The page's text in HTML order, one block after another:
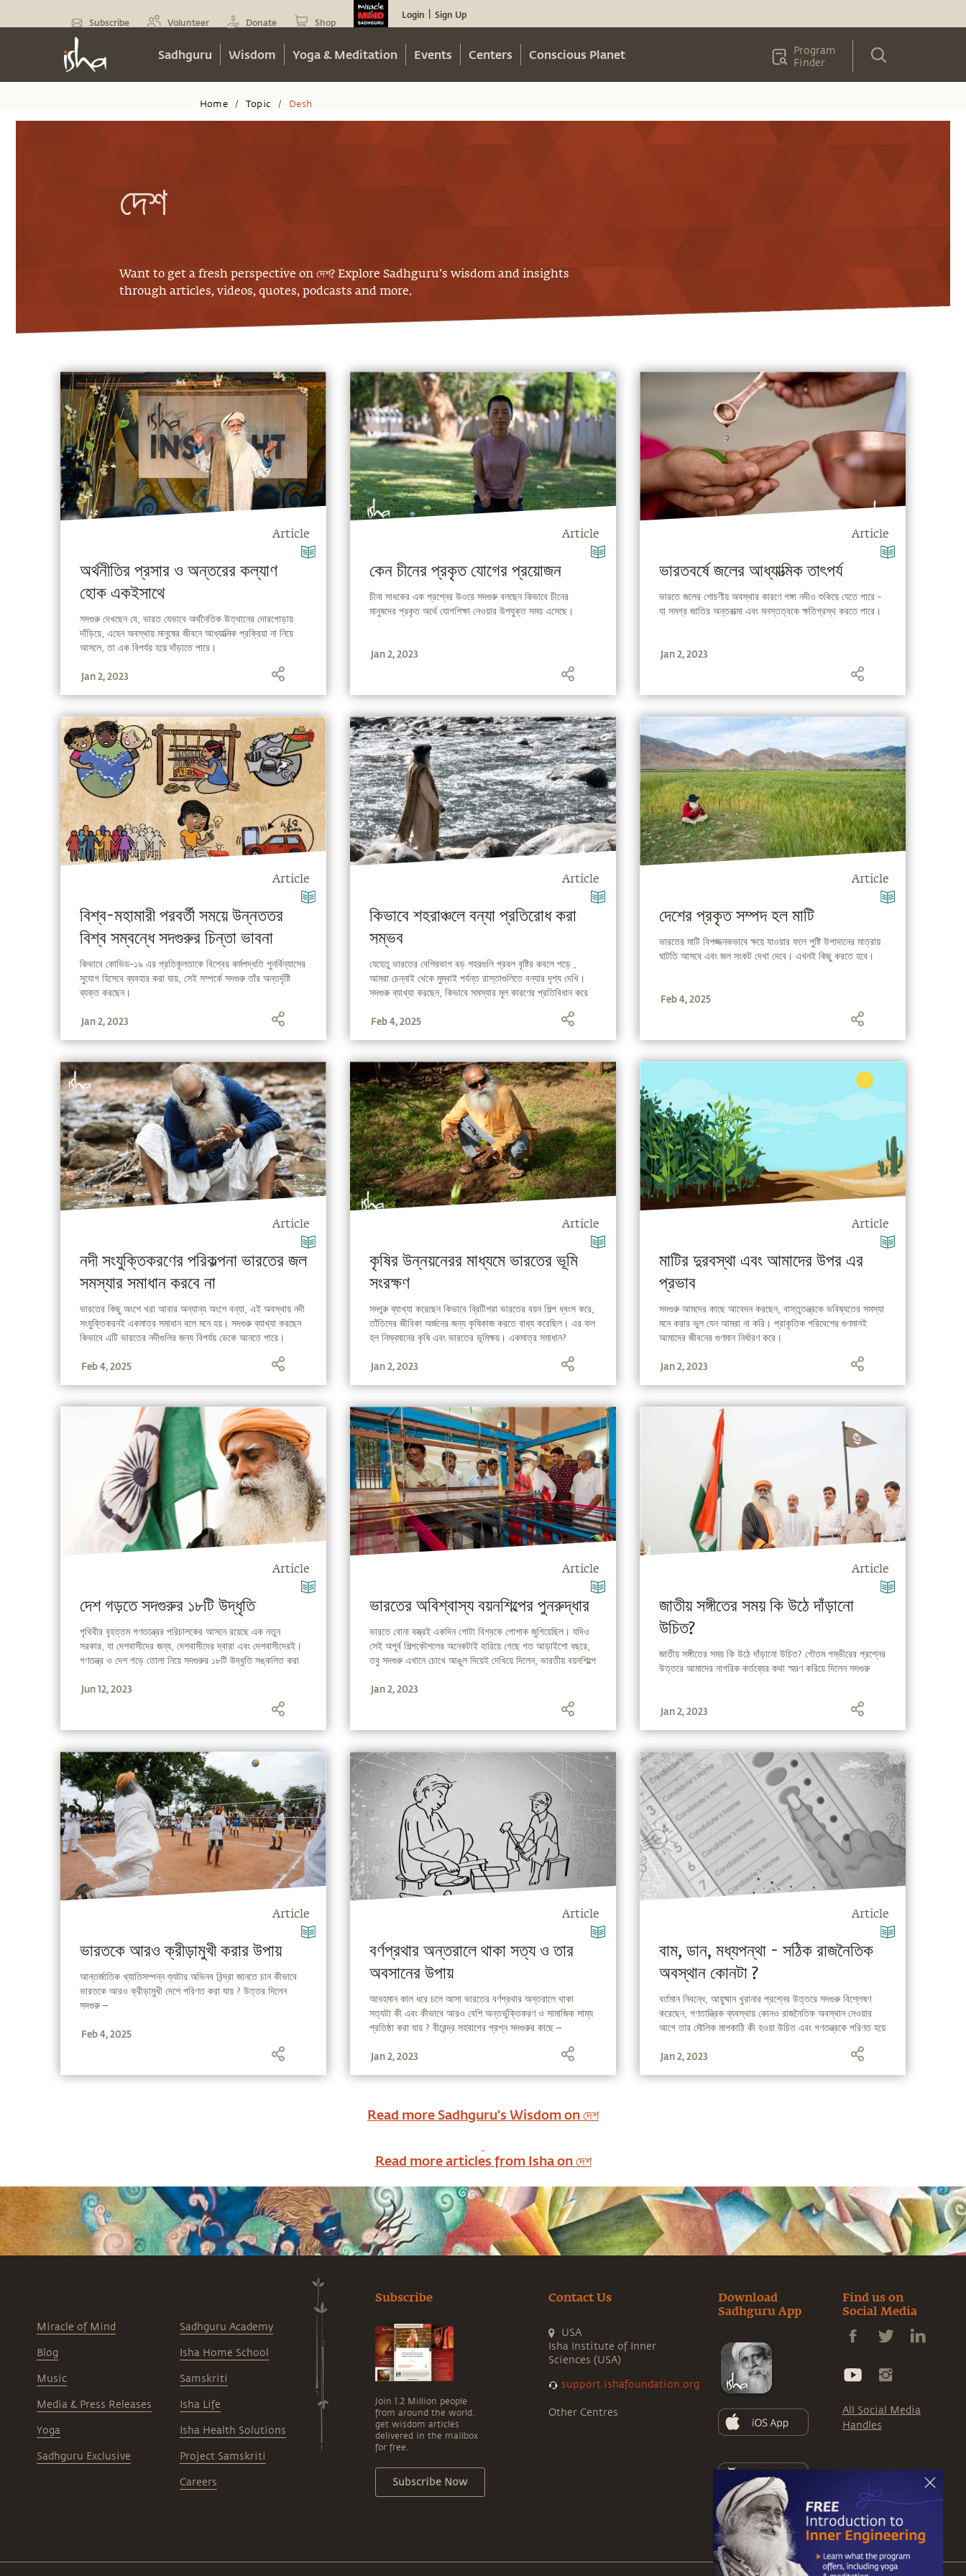
Subscribe Volunteer Donate Shop
Login Sign Up
Sadhguru Wisdom Yoga & Meditation Events Centers Conscious Planet
Program
Finder
Home / Topic / Desh
দেশ
Want to get a fresh perspective onদেশ? Explore Sadhguru’s wisdom and insights
through articles, videos, quotes, podcasts and more.
Article
অর্থনীতির প্রসার ও অন্তরের কল্যাণ
হোক একইসাথে
সদগুরু দেখছেন যে, ভারত যেভাবে অর্থনৈতিক উত্থানের দোরগোড়ায়
দাঁড়িয়ে, এহেন অবস্থায় মানুষের জীবনে আধ্যাত্মিক প্রক্রিয়া না নিয়ে
আসলে, তা এক বিপর্যয় হয়ে দাঁড়াতে পারে।
Jan 2, 2023
Article
বিশ্ব-মহামারী পরবর্তী সময়ে উন্নততর
বিশ্ব সম্বন্ধে সদগুরুর চিন্তা ভাবনা
কিভাবে কোভিড-১৯ এর প্রতিকূলতাকে বিশ্বের কর্মপদ্ধতি পুনর্বিন্যাসের
সুযোগ হিসেবে ব্যবহার করা যায়, সেই সম্পর্কে সদগুরু তাঁর অন্তর্দৃষ্টি
ব্যক্ত করছেন।
Jan 2, 2023
Article
নদী সংযুক্তিকরণের পরিকল্পনা ভারতের জল
সমস্যার সমাধান করবে না
ভারতের কিছু অংশে খরা আবার অন্যান্য অংশে বন্যা, এই অবস্থায় নদী
সংযুক্তিকরনই একমাত্র সমাধান বলে মনে হয়। সদগুরু ব্যাখ্যা করছেন
কিভাবে এটি ভারতের নদীগুলির জন্য বিপর্যয় ডেকে আনতে পারে।
Feb 4, 2025
Article
দেশ গড়তে সদগুরুর ১৮টি উদ্ধৃতি
পৃথিবীর বৃহত্তম গণতন্ত্রের পরিচালকের আসনে রয়েছে এক নতুন
সরকার, যা দেশবাসীদের জন্য, দেশবাসীদের দ্বারা এবং দেশবাসীদেরই।
গণতন্ত্র ও দেশ গড়ে তোলা নিয়ে সদগুরুর ১৮টি উদ্ধৃতি সঙ্কলিত করা
Jun 12, 2023
Article
ভারতকে আরও ক্রীড়ামুখী করার উপায়
আন্তর্জাতিক খ্যাতিসম্পন্ন শ্যুটার অভিনব বিন্দ্রা জানতে চান কীভাবে
ভারতকে আরও ক্রীড়ামুখী দেশে পরিণত করা যায় ? উত্তর দিলেন
সদগুরু –
Feb 4, 2025
Article
কেন চীনের প্রকৃত যোগের প্রয়োজন
চীনা সাধকের এক প্রশ্নের উওরে সদগুরু বলছেন কিভাবে চীনের
মানুষদের প্রকৃত অর্থে যোগশিক্ষা নেওয়ার উপযুক্ত সময় এসেছে।
Jan 2, 2023
Article
কিভাবে শহরাঞ্চলে বন্যা প্রতিরোধ করা
সম্ভব
যেহেতু ভারতের বেশিরভাগ বড় শহরগুলি প্রবল বৃষ্টির কবলে পড়ে ,
আমরা চেন্নাই থেকে মুম্বাই পর্যন্ত রাস্তাগুলিতে বন্যার দৃশ্য দেখি।
সদগুরু ব্যাখ্যা করছেন, কিভাবে সমস্যার মূল কারণের প্রতিবিধান করে
Feb 4, 2025
Article
কৃষির উন্নয়নেরর মাধ্যমে ভারতের ভূমি
সংরক্ষণ
সদ্গুরু ব্যাখ্যা করেছেন কিভাবে ব্রিটিশরা ভারতের বয়ন শিল্প ধ্বংস করে,
তাঁতিদের জীবিকা অর্জনের জন্য কৃষিকাজ করতে বাধ্য করেছিল। এর ফল
হল নিম্নমানের কৃষি এবং ভারতের ভূমিক্ষয়। একমাত্র সমাধান?
Jan 2, 2023
Article
ভারতের অবিশ্বাস্য বয়নশিল্পের পুনরুদ্ধার
ভারতে বোনা বস্ত্রই একদিন গোটা বিশ্বকে পোশাক জুগিয়েছিল। যদিও
সেই অপূর্ব শিল্পকৌশলের অনেকটাই হারিয়ে গেছে গত আড়াইশো বছরে,
তবু সদগুরু এখানে চোখে আঙুল দিয়েই দেখিয়ে দিলেন, ভারতীয় বয়নশিল্পে
পোশাক সরবরাহ করতে পারে।
Jan 2, 2023
Article
বর্ণপ্রথার অন্তরালে থাকা সত্য ও তার
অবসানের উপায়
আবহমান কাল ধরে চলে আসা ভারতের বর্ণপ্রথার অন্তরালে থাকা
সত্যটা কী এবং কীভাবে আরও বেশি অন্তর্ভুক্তিকরণ ও সামাজিক সাম্য
প্রতিষ্ঠা করা যায় ? বীরেন্দ্র সহবাগের প্রশ্ন সদগুরুর কাছে –
Jan 2, 2023
Article
ভারতবর্ষে জলের আধ্যাত্মিক তাৎপর্য
ভারতে জলের শোচণীয় অবস্থার কারণে গঙ্গা নদীও শুকিয়ে যেতে পারে -
যা সমগ্র জাতির অন্তরাত্মা এবং মনস্তত্বকে ক্ষতিগ্রস্থ করতে পারে।
Jan 2, 2023
Article
দেশের প্রকৃত সম্পদ হল মাটি
ভারতের মাটি বিপজ্জনকভাবে ক্ষয়ে যাওয়ার ফলে পুষ্টি উপাদানের মাত্রায়
ঘাটতি আসবে এবং জল সংকট দেখা দেবে। এখনই কিছু করতে হবে।
Feb 4, 2025
Article
মাটির দুরবস্থা এবং আমাদের উপর এর
প্রভাব
সদগুরু আমদের কাছে আবেদন করছেন, বাস্তুতন্ত্রকে ভবিষ্যতের সমস্যা
মনে করার ভুল যেন আমরা না করি। প্রাকৃতিক পরিবেশের গুণমানই
আমাদের জীবনের গুণমান নির্ধারণ করে।
Jan 2, 2023
Article
জাতীয় সঙ্গীতের সময় কি উঠে দাঁড়ানো
উচিত?
জাতীয় সঙ্গীতের সময় কি উঠে দাঁড়ানো উচিত? গৌতম গম্ভীরের প্রশ্নের
উত্তরে আমাদের নাগরিক কর্তব্যের কথা স্মরণ করিয়ে দিলেন সদগুরু
Jan 2, 2023
Article
বাম, ডান, মধ্যপন্থা - সঠিক রাজনৈতিক
অবস্থান কোনটা ?
বর্তমান নিবন্ধে, আয়ুষ্মান খুরানার প্রশ্নের উত্তরে সদগুরু বিশ্লেষণ
করেছেন, গণতান্ত্রিক ব্যবস্থায় কোনও রাজনৈতিক অবস্থান নেওয়ার
আগে তার মৌলিক মাপকাঠি কী হওয়া উচিত এবং গণতন্ত্রকে পরিণত হয়ে
Jan 2, 2023
Read more Sadhguru's Wisdom onদেশ
Read more articles from Isha onদেশ
Miracle of Mind
Blog
Music
Media & Press Releases
Yoga
Sadhguru Exclusive
Sadhguru Academy
Isha Home School
Samskriti
Isha Life
Isha Health Solutions
Project Samskriti
Careers
Subscribe
Join 1.2 Million people
from around the world,
get wisdom articles
delivered in the mailbox
for free.
Subscribe Now
Contact Us
USA
Isha Institute of Inner
Sciences (USA)
support.ishafoundation.org
Other Centres
Download
Sadhguru App
Find us on
Social Media
All Social Media
Handles